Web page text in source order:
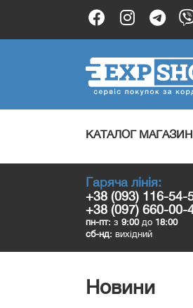
КАТАЛОГ
Гаряча лінія:
+38 (093) 116-54-
+38 (097) 660-00-
пн-пт: з 9:00 до 18:00
сб-нд: вихідний
Новини